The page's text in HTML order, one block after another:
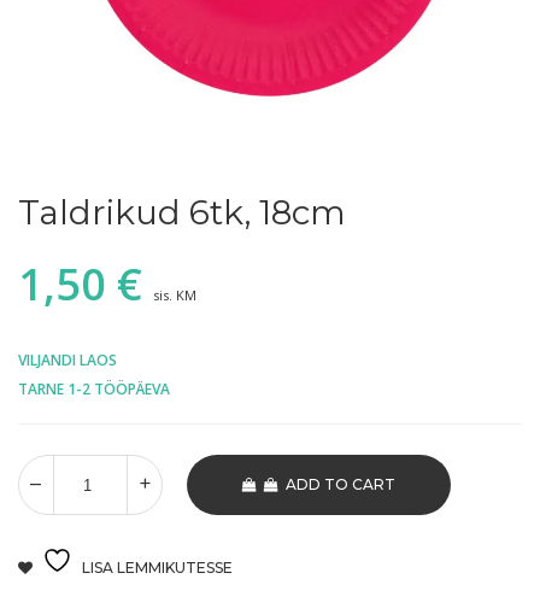
Taldrikud 6tk, 18cm
1,50 € sis. KM
VILJANDI LAOS
TARNE 1-2 TÖÖPÄEVA
ADD TO CART
LISA LEMMIKUTESSE